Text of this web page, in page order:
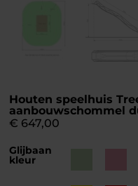
Houten speelhuis
aanbouwschommel
€ 647,00
Glijbaan
kleur